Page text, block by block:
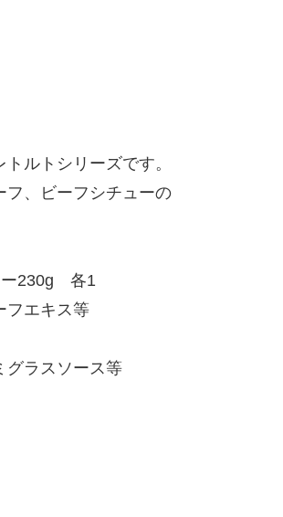
ルトシリーズです。
フ、ビーフシチューの
ー230g 各1
フエキス等
グラスソース等